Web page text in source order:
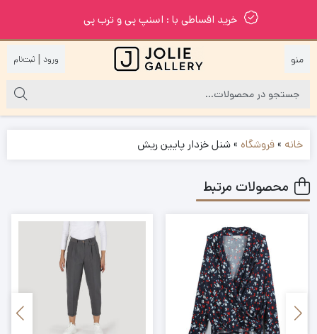
خرید اقساطی با : اسنپ پی و ترب پی
|
خانه »فروشگاه »شنل خزدار پایین ریش
محصولات مرتبط